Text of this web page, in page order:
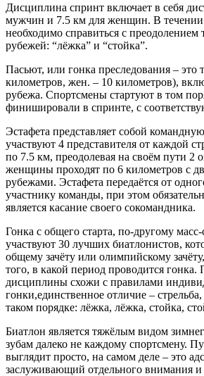
Дисциплина спринт включает в себя
мужчин и 7.5 км для женщин. В течении
необходимо справиться с преодолением
рубежей: “лёжка” и “стойка”.
Пасьют, или гонка преследования –
километров, жен. – 10 километров),
рубежа. Спортсмены стартуют в том
финишировали в спринте, с
Эстафета представляет собой
участвуют 4 представителя от каждой
по 7.5 км, преодолевая на своём пути 2
женщины проходят по 6 километров с
рубежами. Эстафета передаётся от
участнику команды, при этом
является касание своего сокомандника.
Гонка с общего старта, по-другому масс-
участвуют 30 лучших биатлонистов,
общему зачёту или олимпийскому
того, в какой период проводится гонка.
дисциплины схожи с правилами
гонки,единственное отличие –
таком порядке: лёжка, лёжка, стойка,
Биатлон является тяжёлым видом
зубам далеко не каждому спортсмену.
выглядит просто, на самом деле – это
заслуживающий отдельного внимания и